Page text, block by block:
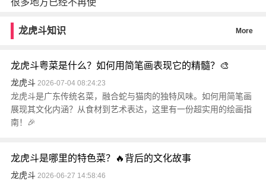
很多地方已经不再使
龙虎斗知识 More
龙虎斗粤菜是什么？如何用简笔画表现它的精髓？🎨
龙虎斗 2026-07-04 08:24:23
龙虎斗是广东传统名菜，融合蛇与猫肉的独特风味。如何用简笔画
展现其文化内涵？从食材到艺术表达，这里有一份超实用的绘画指
南！🎉
龙虎斗是哪里的特色菜？🔥背后的文化故事
龙虎斗 2026-06-27 14:58:46